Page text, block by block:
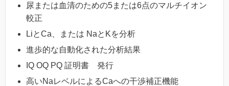
尿または血清のための5または6点のマルチイオン
較正
LiとCa、または NaとKを分析
進歩的な自動化された分析結果
IQ OQ PQ 証明書 発行
高いNaレベルによるCaへの干渉補正機能